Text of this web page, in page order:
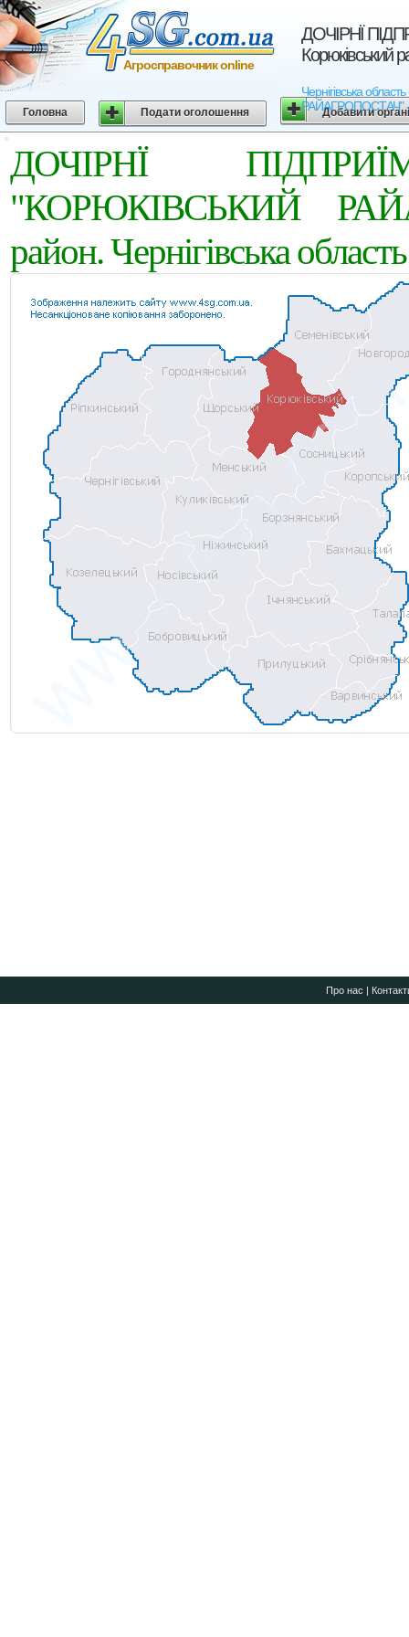
ДОЧIРНЇ
Корюківський
Чернігівська
РАЙАГРОПОСТАЧ" -
Агросправочник online
Головна Подати оголошення Добавити
ДОЧIРНЇ
"КОРЮКIВСЬКИЙ
район. Чернігівська область
Про нас |